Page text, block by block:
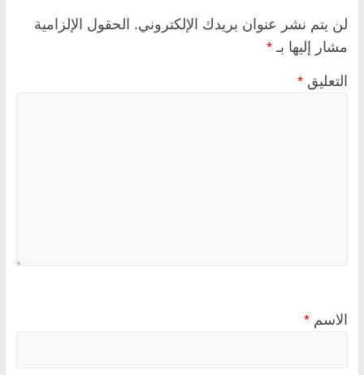
لن يتم نشر عنوان بريدك الإلكتروني. الحقول الإلزامية
مشار إليها بـ *
التعليق *
الاسم *